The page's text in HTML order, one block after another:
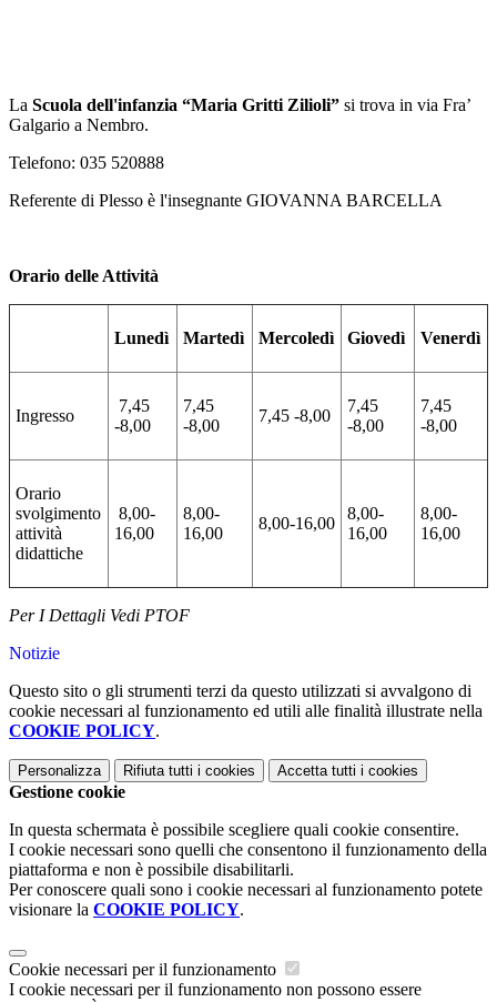
La Scuola dell'infanzia “Maria Gritti Zilioli” si trova in via Fra’
Galgario a Nembro.
Telefono: 035 520888
Referente di Plesso è l'insegnante GIOVANNA BARCELLA
Orario delle Attività
Lunedì Martedì Mercoledì Giovedì Venerdì
Ingresso
7,45
-8,00
7,45
-8,00
7,45 -8,00
7,45
-8,00
7,45
-8,00
Orario
svolgimento
attività
didattiche
8,00-
16,00
8,00-
16,00
8,00-16,00
8,00-
16,00
8,00-
16,00
Per I Dettagli Vedi PTOF
Notizie
Questo sito o gli strumenti terzi da questo utilizzati si avvalgono di
cookie necessari al funzionamento ed utili alle finalità illustrate nella
COOKIE POLICY.
Personalizza Rifiuta tutti i cookies Accetta tutti i cookies
Gestione cookie
In questa schermata è possibile scegliere quali cookie consentire.
I cookie necessari sono quelli che consentono il funzionamento della
piattaforma e non è possibile disabilitarli.
Per conoscere quali sono i cookie necessari al funzionamento potete
visionare la COOKIE POLICY.
Cookie necessari per il funzionamento
I cookie necessari per il funzionamento non possono essere